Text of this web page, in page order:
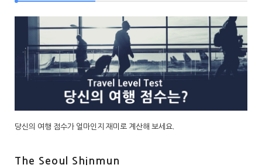
당신의 여행 점수가 얼마인지 재미로 계산해 보세요.
The Seoul Shinmun